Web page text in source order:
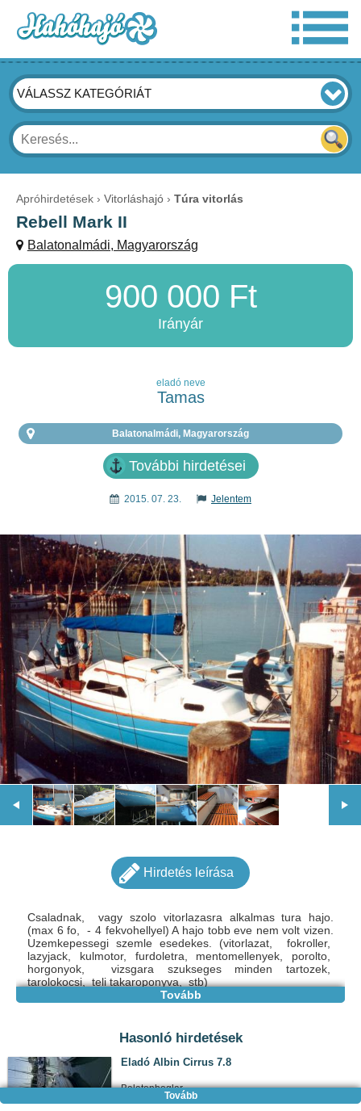
VÁLASSZ KATEGÓRIÁT
Apróhirdetések Vitorláshajó Túra vitorlás
Rebell Mark II
Balatonalmádi, Magyarország
900 000 Ft
Irányár
eladó neve
Tamas
Balatonalmádi, Magyarország
További hirdetései
2015. 07. 23. Jelentem
Hirdetés leírása
Csaladnak, vagy szolo vitorlazasra alkalmas tura hajo.
(max 6 fo, - 4 fekvohellyel) A hajo tobb eve nem volt vizen.
Uzemkepessegi szemle esedekes. (vitorlazat, fokroller,
lazyjack, kulmotor, furdoletra, mentomellenyek, porolto,
horgonyok, vizsgara szukseges minden tartozek,
tarolokocsi, teli takaroponyva, stb)
Tovább
Hasonló hirdetések
Eladó Albin Cirrus 7.8
Balatonboglar
Tovább